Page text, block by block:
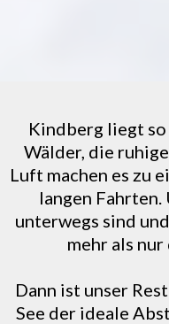
Kindberg liegt so
Wälder, die
Luft machen es zu
langen Fahrten.
unterwegs sind
mehr als
Dann ist unser
See der ideale